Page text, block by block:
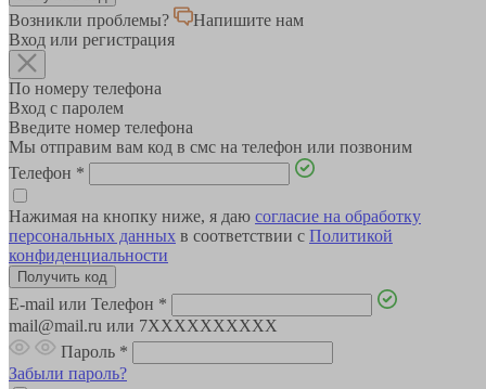
Возникли проблемы?
Напишите нам
Вход или регистрация
По номеру телефона
Вход с паролем
Введите номер телефона
Мы отправим вам код в смс на телефон или позвоним
Телефон *
Нажимая на кнопку ниже, я даю согласие на обработку
персональных данных в соответствии с Политикой
конфиденциальности
E-mail или Телефон *
mail@mail.ru или 7XXXXXXXXXX
Пароль *
Забыли пароль?